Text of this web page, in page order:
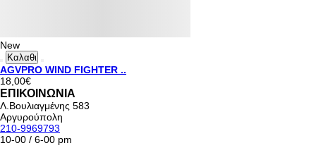
New
Καλαθι
AGVPRO WIND FIGHTER ..
18,00€
ΕΠΙΚΟΙΝΩΝΙΑ
Λ.Βουλιαγμένης 583
Αργυρούπολη
210-9969793
10-00 / 6-00 pm